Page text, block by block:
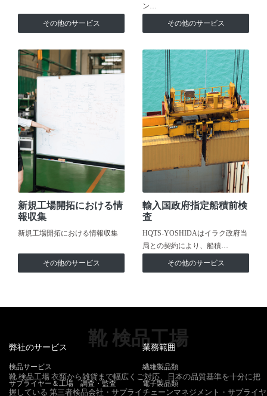
その他のサービス
ン…
その他のサービス
新規工場開拓における情
報収集
新規工場開拓における情報収集
その他のサービス
輸入国政府指定船積前検
査
HQTS-YOSHIDAはイラク政府当
局との契約により、船積…
その他のサービス
靴 検品工場
靴 検品工場 衣類から雑貨まで幅広くご対応、日本の品質基準を十分に把
握している 第三者検品会社・サプライチェーンマネジメント・サプライヤ
弊社のサービス
検品サービス
サプライヤー＆工場 調査・監査
業務範囲
繊維製品類
電子製品類